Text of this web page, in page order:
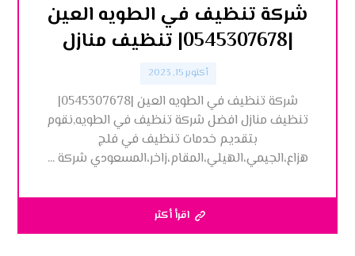
شركة تنظيف في الطويه العين
|0545307678| تنظيف منازل
أكتوبر 15, 2023
شركة تنظيف في الطويه العين |0545307678|
تنظيف منازل افضل شركة تنظيف في الطويه,نقوم
بتقديم خدمات تنظيف في فلج
هزاع،الجيمي،الهيلي،المقام،زاخر،المسعودي شركة ...
اقرأ أكثر